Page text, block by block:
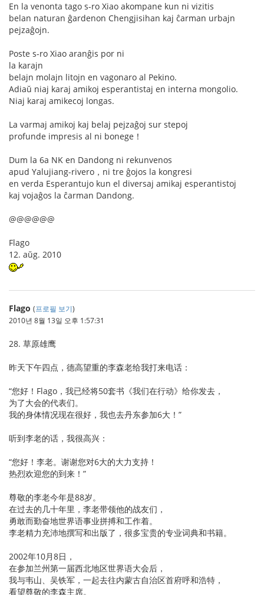
En la venonta tago s-ro Xiao akompane kun ni vizitis
belan naturan ĝardenon Chengjisihan kaj ĉarman urbajn
pejzaĝojn.
Poste s-ro Xiao aranĝis por ni
la karajn
belajn molajn litojn en vagonaro al Pekino.
Adiaŭ niaj karaj amikoj esperantistaj en interna mongolio.
Niaj karaj amikecoj longas.
La varmaj amikoj kaj belaj pejzaĝoj sur stepoj
profunde impresis al ni bonege！
Dum la 6a NK en Dandong ni rekunvenos
apud Yalujiang-rivero，ni tre ĝojos la kongresi
en verda Esperantujo kun el diversaj amikaj esperantistoj
kaj vojaĝos la ĉarman Dandong.
@@@@@@
Flago
12. aŭg. 2010
Flago (프로필 보기)
2010년 8월 13일 오후 1:57:31
28. 草原雄鹰
昨天下午四点，德高望重的李森老给我打来电话：
“您好！Flago，我已经将50套书《我们在行动》给你发去，
为了大会的代表们。
我的身体情况现在很好，我也去丹东参加6大！”
听到李老的话，我很高兴：
“您好！李老。谢谢您对6大的大力支持！
热烈欢迎您的到来！”
尊敬的李老今年是88岁。
在过去的几十年里，李老带领他的战友们，
勇敢而勤奋地世界语事业拼搏和工作着。
李老精力充沛地撰写和出版了，很多宝贵的专业词典和书籍。
2002年10月8日，
在参加兰州第一届西北地区世界语大会后，
我与韦山、吴铁军，一起去往内蒙古自治区首府呼和浩特，
看望尊敬的李森主席。